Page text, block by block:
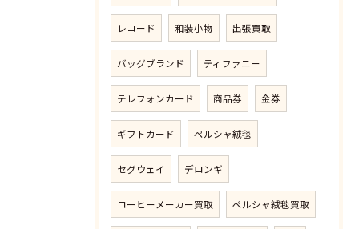
レコード 和装小物 出張買取
バッグブランド ティファニー
テレフォンカード 商品券 金券
ギフトカード ペルシャ絨毯
セグウェイ デロンギ
コーヒーメーカー買取 ペルシャ絨毯買取